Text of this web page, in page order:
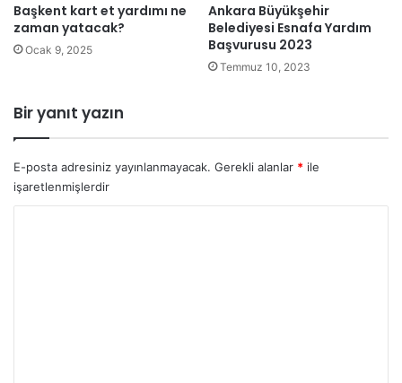
Başkent kart et yardımı ne
zaman yatacak?
Ocak 9, 2025
Ankara Büyükşehir
Belediyesi Esnafa Yardım
Başvurusu 2023
Temmuz 10, 2023
Bir yanıt yazın
E-posta adresiniz yayınlanmayacak. Gerekli alanlar * ile
işaretlenmişlerdir